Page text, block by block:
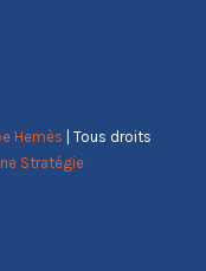
Hemès | Tous droits
Stratégie